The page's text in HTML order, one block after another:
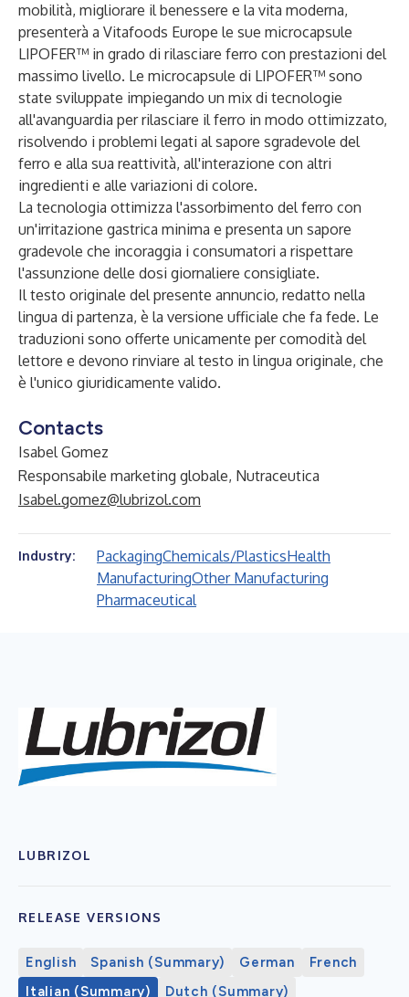
mobilità, migliorare il benessere e la vita moderna,
presenterà a Vitafoods Europe le sue microcapsule
LIPOFER™ in grado di rilasciare ferro con prestazioni del
massimo livello. Le microcapsule di LIPOFER™ sono
state sviluppate impiegando un mix di tecnologie
all'avanguardia per rilasciare il ferro in modo ottimizzato,
risolvendo i problemi legati al sapore sgradevole del
ferro e alla sua reattività, all'interazione con altri
ingredienti e alle variazioni di colore.
La tecnologia ottimizza l'assorbimento del ferro con
un'irritazione gastrica minima e presenta un sapore
gradevole che incoraggia i consumatori a rispettare
l'assunzione delle dosi giornaliere consigliate.
Il testo originale del presente annuncio, redatto nella
lingua di partenza, è la versione ufficiale che fa fede. Le
traduzioni sono offerte unicamente per comodità del
lettore e devono rinviare al testo in lingua originale, che
è l'unico giuridicamente valido.
Contacts
Isabel Gomez
Responsabile marketing globale, Nutraceutica
Isabel.gomez@lubrizol.com
Industry: PackagingChemicals/PlasticsHealth
ManufacturingOther Manufacturing
Pharmaceutical
LUBRIZOL
RELEASE VERSIONS
English Spanish (Summary) German
French
Italian (Summary)
Dutch (Summary)